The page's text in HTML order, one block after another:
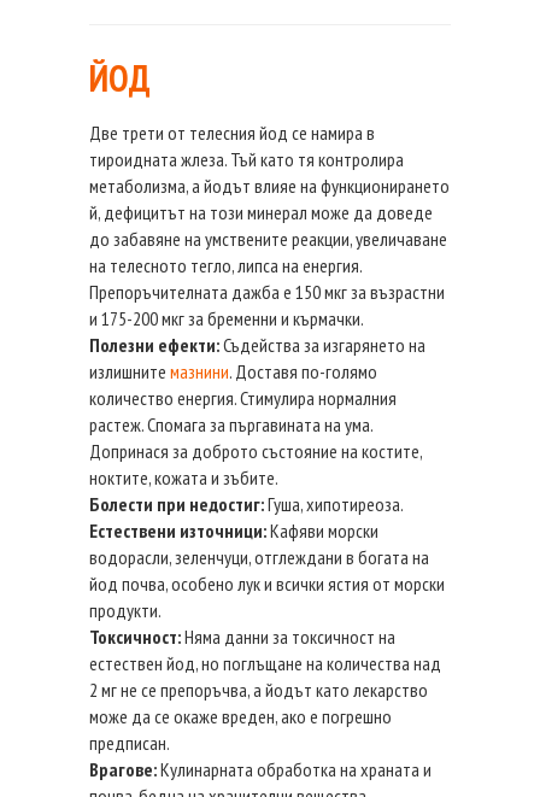
ЙОД
Две трети от телесния йод се намира в
тироидната жлеза. Тъй като тя контролира
метаболизма, а йодът влияе на функционирането
й, дефицитът на този минерал може да доведе
до забавяне на умствените реакции, увеличаване
на телесното тегло, липса на енергия.
Препоръчителната дажба е 150 мкг за възрастни
и 175-200 мкг за бременни и кърмачки.
Полезни ефекти:Съдейства за изгарянето на
излишните мазнини. Доставя по-голямо
количество енергия. Стимулира нормалния
растеж. Спомага за пъргавината на ума.
Допринася за доброто състояние на костите,
ноктите, кожата и зъбите.
Болести при недостиг:Гуша, хипотиреоза.
Естествени източници:Кафяви морски
водорасли, зеленчуци, отглеждани в богата на
йод почва, особено лук и всички ястия от морски
продукти.
Токсичност:Няма данни за токсичност на
естествен йод, но поглъщане на количества над
2 мг не се препоръчва, а йодът като лекарство
може да се окаже вреден, ако е погрешно
предписан.
Врагове:Кулинарната обработка на храната и